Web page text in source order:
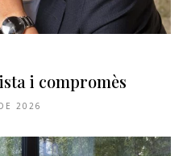
i compromès
2026